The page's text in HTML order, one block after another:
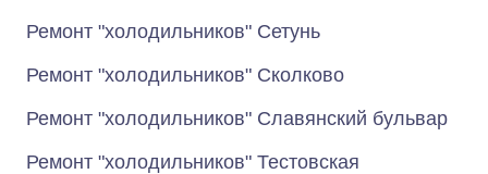
Ремонт "холодильников" Сетунь
Ремонт "холодильников" Сколково
Ремонт "холодильников" Славянский бульвар
Ремонт "холодильников" Тестовская